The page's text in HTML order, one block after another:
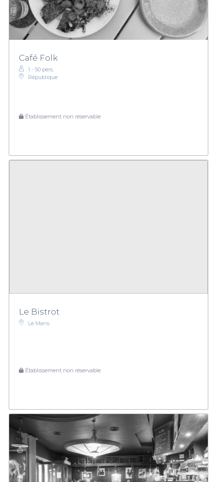
Café Folk
1 - 50 pers.
République
Établissement non réservable
Le Bistrot
Le Mans
Établissement non réservable